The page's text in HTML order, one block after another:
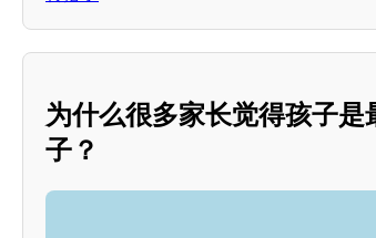
为什么很多家长觉得孩子
子？